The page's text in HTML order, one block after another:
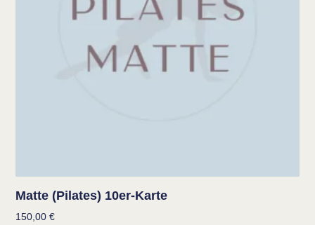
Matte (Pilates) 10er-Karte
150,00€